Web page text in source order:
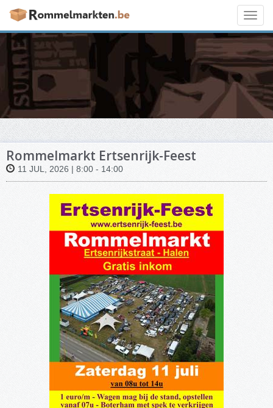
Rommelmarkt Ertsenrijk-Feest
11 JUL, 2026 | 8:00 - 14:00